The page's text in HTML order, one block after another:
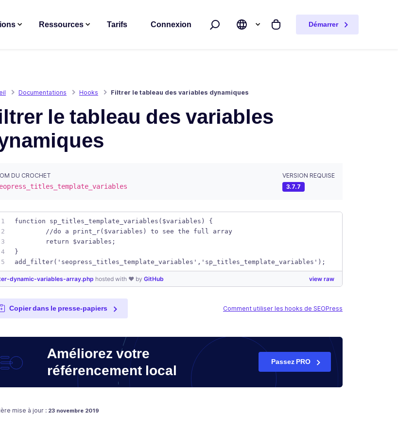
Ressources Tarifs Connexion
Rechercher Mon panier
Démarrer
Documentations Hooks Filtrer le tableau des variables dynamiques
le tableau des variables
DU CROCHET
VERSION REQUISE
3.7.7
function sp_titles_template_variables($variables) {
	//do a print_r($variables) to see the full array
	return $variables;
}
add_filter('seopress_titles_template_variables','sp_titles_template_variables');
view raw
dynamic-variables-array.php hosted with ❤ by GitHub
Copier dans le presse-papiers Comment utiliser les hooks de SEOPress
Améliorez votre
référencement local
Passez PRO
mise à jour : Publié le
23 novembre 2019